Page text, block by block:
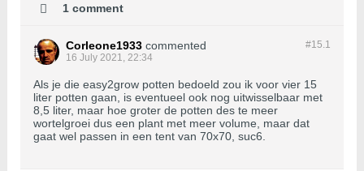
1 comment
#15.1
Corleone1933 commented
16 July 2021, 22:34
Als je die easy2grow potten bedoeld zou ik voor vier 15
liter potten gaan, is eventueel ook nog uitwisselbaar met
8,5 liter, maar hoe groter de potten des te meer
wortelgroei dus een plant met meer volume, maar dat
gaat wel passen in een tent van 70x70, suc6.